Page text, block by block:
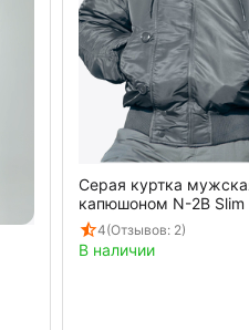
Серая куртка
капюшоном N-2B Slim
зимний бомбер
4(Отзывов: 2)
В наличии